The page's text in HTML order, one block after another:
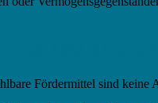
Fördermittel sind keine